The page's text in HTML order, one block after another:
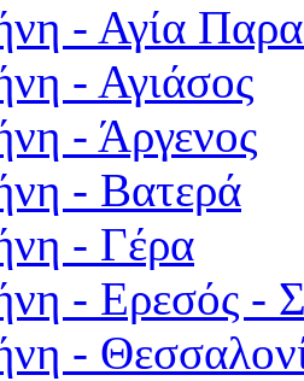
- Αγία
- Αγιάσος
- Άργενος
- Βατερά
- Γέρα
- Ερεσός -
-